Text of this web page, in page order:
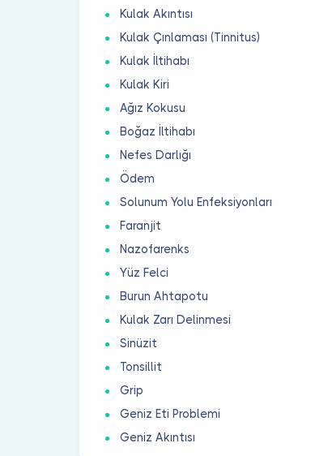
Kulak Akıntısı
Kulak Çınlaması (Tinnitus)
Kulak İltihabı
Kulak Kiri
Ağız Kokusu
Boğaz İltihabı
Nefes Darlığı
Ödem
Solunum Yolu Enfeksiyonları
Faranjit
Nazofarenks
Yüz Felci
Burun Ahtapotu
Kulak Zarı Delinmesi
Sinüzit
Tonsillit
Grip
Geniz Eti Problemi
Geniz Akıntısı